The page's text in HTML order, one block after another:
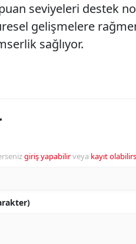
seviyeleri destek
gelişmelere
sağlıyor.
giriş yapabilirveya kayıt